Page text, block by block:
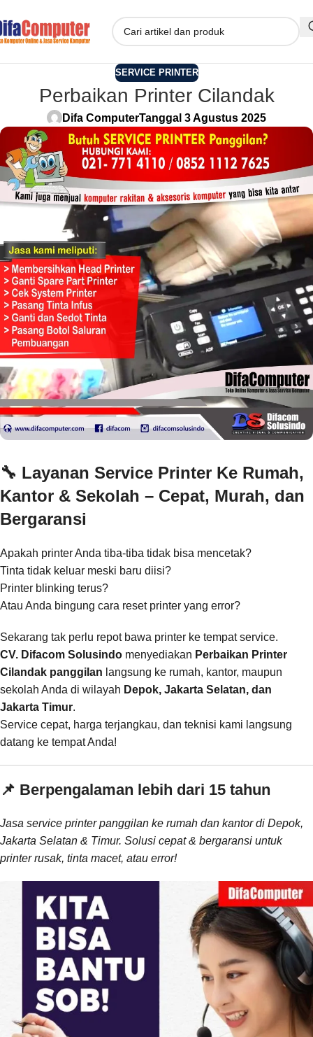
SERVICE PRINTER
Perbaikan Printer Cilandak
Difa ComputerTanggal 3 Agustus 2025
🔧 Layanan Service Printer Ke Rumah,
Kantor & Sekolah – Cepat, Murah, dan
Bergaransi
Apakah printer Anda tiba-tiba tidak bisa mencetak?
Tinta tidak keluar meski baru diisi?
Printer blinking terus?
Atau Anda bingung cara reset printer yang error?
Sekarang tak perlu repot bawa printer ke tempat service.
CV. Difacom Solusindo menyediakan Perbaikan Printer
Cilandak panggilan langsung ke rumah, kantor, maupun
sekolah Anda di wilayah Depok, Jakarta Selatan, dan
Jakarta Timur.
Service cepat, harga terjangkau, dan teknisi kami langsung
datang ke tempat Anda!
📌 Berpengalaman lebih dari 15 tahun
Jasa service printer panggilan ke rumah dan kantor di Depok,
Jakarta Selatan & Timur. Solusi cepat & bergaransi untuk
printer rusak, tinta macet, atau error!